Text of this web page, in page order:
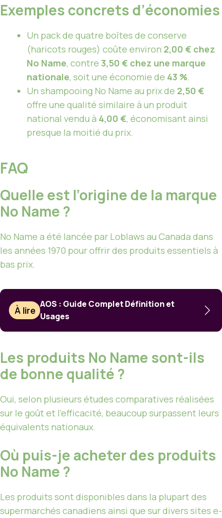
Exemples concrets d’économies
Un pack de quatre boîtes de conserve
(haricots rouges) coûte environ 2,00 € chez
No Name, contre 3,50 € chez une marque
nationale, soit une économie de 43 %.
Un shampooing No Name au prix de 2,50 €
offre une qualité similaire à un produit
national vendu à 4,00 €, économisant ainsi
presque la moitié du prix.
FAQ
Quelle est l’origine de la marque
No Name ?
No Name a été lancée par Loblaws au Canada dans
les années 1970 pour offrir des produits essentiels à
bas prix.
À lire
AOS : Guide Complet Définition et
Usages
Les produits No Name sont-ils
de bonne qualité ?
Oui, selon plusieurs études comparatives réalisées
sur le goût et l’efficacité, beaucoup surpassent leurs
équivalents nationaux.
Où puis-je acheter des produits
No Name ?
Les produits sont disponibles dans la plupart des
supermarchés canadiens ainsi que sur divers sites e-